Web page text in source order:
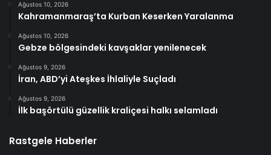
Ağustos 10, 2026
Kahramanmaraş’ta Kurban Keserken Yaralanma
Ağustos 10, 2026
Gebze bölgesindeki kavşaklar yenilenecek
Ağustos 9, 2026
İran, ABD’yi Ateşkes İhlaliyle Suçladı
Ağustos 9, 2026
İlk başörtülü güzellik kraliçesi halkı selamladı
Rastgele Haberler